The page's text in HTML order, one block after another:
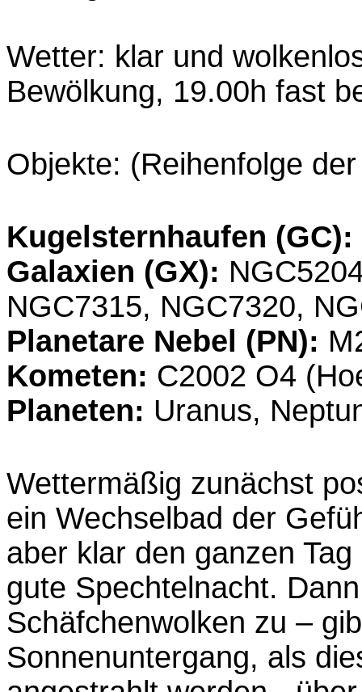
Wetter: klar und
Bewölkung, 19.00h fast
Objekte: (Reihenfolge
Kugelsternhaufen (GC):
Galaxien (GX):
NGC7315, NGC7320,
Planetare Nebel (PN):
Kometen: C2002 O4
Planeten: Uranus,
Wettermäßig zunächst
ein Wechselbad der
aber klar den ganzen
gute Spechtelnacht.
Schäfchenwolken zu –
Sonnenuntergang, als